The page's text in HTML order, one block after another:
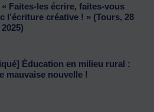
Faites-les écrire, faites-vous
l’écriture créative ! » (Tours, 28
Éducation en milieu rural :
mauvaise nouvelle !